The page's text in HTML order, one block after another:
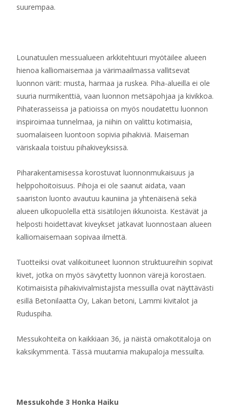
suurempaa.
Lounatuulen messualueen arkkitehtuuri myötäilee alueen
hienoa kalliomaisemaa ja värimaailmassa vallitsevat
luonnon värit: musta, harmaa ja ruskea. Piha-alueilla ei ole
suuria nurmikenttiä, vaan luonnon metsäpohjaa ja kivikkoa.
Pihaterasseissa ja patioissa on myös noudatettu luonnon
inspiroimaa tunnelmaa, ja niihin on valittu kotimaisia,
suomalaiseen luontoon sopivia pihakiviä. Maiseman
väriskaala toistuu pihakiveyksissä.
Piharakentamisessa korostuvat luonnonmukaisuus ja
helppohoitoisuus. Pihoja ei ole saanut aidata, vaan
saariston luonto avautuu kauniina ja yhtenäisenä sekä
alueen ulkopuolella että sisätilojen ikkunoista. Kestävät ja
helposti hoidettavat kiveykset jatkavat luonnostaan alueen
kalliomaisemaan sopivaa ilmettä.
Tuotteiksi ovat valikoituneet luonnon struktuureihin sopivat
kivet, jotka on myös sävytetty luonnon värejä korostaen.
Kotimaisista pihakivivalmistajista messuilla ovat näyttävästi
esillä Betonilaatta Oy, Lakan betoni, Lammi kivitalot ja
Ruduspiha.
Messukohteita on kaikkiaan 36, ja näistä omakotitaloja on
kaksikymmentä. Tässä muutamia makupaloja messuilta.
Messukohde 3 Honka Haiku